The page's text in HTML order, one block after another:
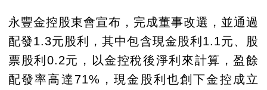
永豐金控股東會宣布，完成董事改選，並通過
配發1.3元股利，其中包含現金股利1.1元、股
票股利0.2元，以金控稅後淨利來計算，盈餘
配發率高達71%，現金股利也創下金控成立